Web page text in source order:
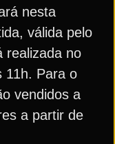
nesta
válida pelo
realizada no
11h. Para o
vendidos a
a partir de